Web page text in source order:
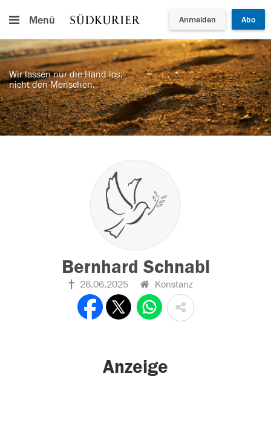
Menü Anmelden Abo
Wir lassen nur die Hand los,
nicht den Menschen.
Bernhard Schnabl
26.06.2025 Konstanz
Anzeige